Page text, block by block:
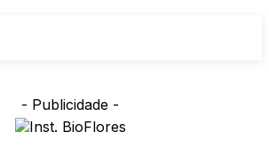
- Publicidade -